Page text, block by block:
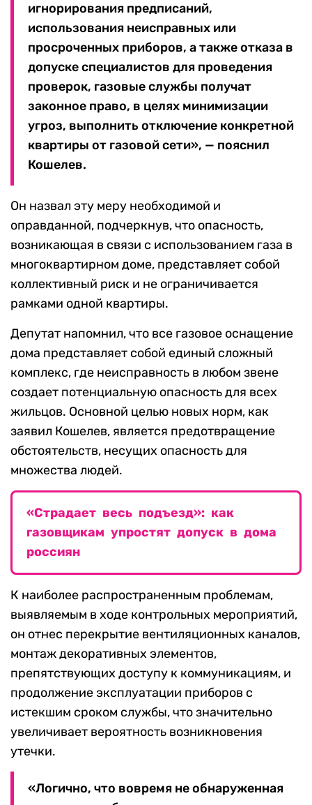
игнорирования предписаний,
использования неисправных или
просроченных приборов, а также отказа в
допуске специалистов для проведения
проверок, газовые службы получат
законное право, в целях минимизации
угроз, выполнить отключение конкретной
квартиры от газовой сети», — пояснил
Кошелев.
Он назвал эту меру необходимой и
оправданной, подчеркнув, что опасность,
возникающая в связи с использованием газа в
многоквартирном доме, представляет собой
коллективный риск и не ограничивается
рамками одной квартиры.
Депутат напомнил, что все газовое оснащение
дома представляет собой единый сложный
комплекс, где неисправность в любом звене
создает потенциальную опасность для всех
жильцов. Основной целью новых норм, как
заявил Кошелев, является предотвращение
обстоятельств, несущих опасность для
множества людей.
«Страдает весь подъезд»: как
газовщикам упростят допуск в дома
россиян
К наиболее распространенным проблемам,
выявляемым в ходе контрольных мероприятий,
он отнес перекрытие вентиляционных каналов,
монтаж декоративных элементов,
препятствующих доступу к коммуникациям, и
продолжение эксплуатации приборов с
истекшим сроком службы, что значительно
увеличивает вероятность возникновения
утечки.
«Логично, что вовремя не обнаруженная